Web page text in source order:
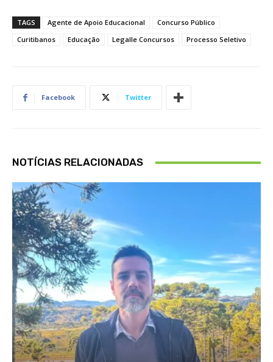
TAGS Agente de Apoio Educacional
Concurso Público
Curitibanos
Educação Legalle Concursos Processo Seletivo
Facebook Twitter
NOTÍCIAS RELACIONADAS